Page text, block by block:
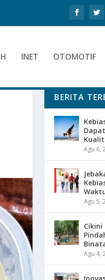
INET OTOMOTIF
BERITA
Agu 6,
Agu 5,
Cikini
Agu 4,